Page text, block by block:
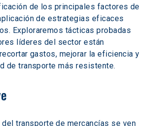
de los principales factores de
de estrategias eficaces
Exploraremos tácticas probadas
líderes del sector están
gastos, mejorar la eficiencia y
de transporte más resistente.
transporte de mercancías se ven